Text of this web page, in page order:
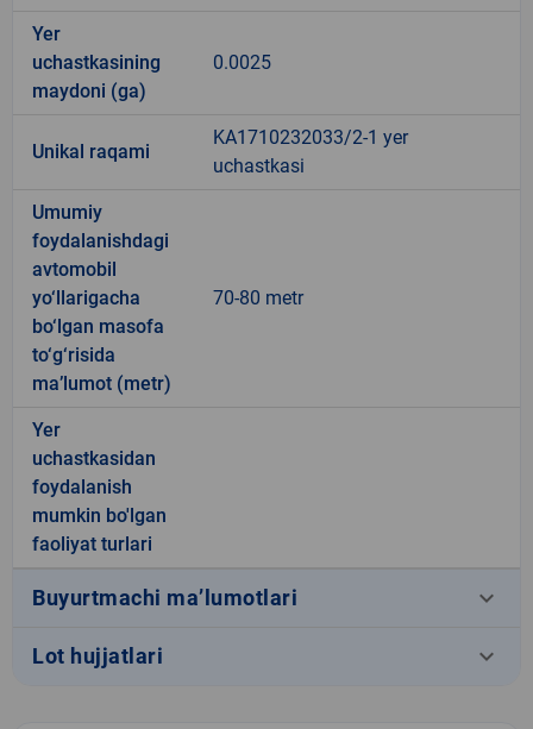
Yer
uchastkasining
maydoni (ga)
0.0025
Unikal raqami
KA1710232033/2-1 yer
uchastkasi
Umumiy
foydalanishdagi
avtomobil
yo‘llarigacha
bo‘lgan masofa
to‘g‘risida
ma’lumot (metr)
70-80 metr
Yer
uchastkasidan
foydalanish
mumkin bo'lgan
faoliyat turlari
Buyurtmachi ma’lumotlari keyboard_arrow_down
Lot hujjatlari keyboard_arrow_down